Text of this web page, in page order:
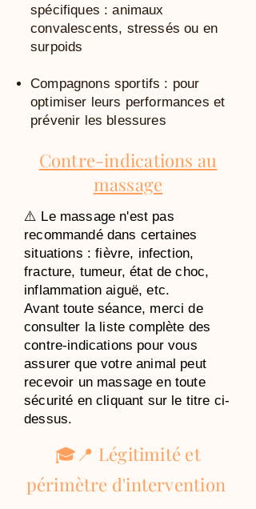
spécifiques : animaux
convalescents, stressés ou en
surpoids
Compagnons sportifs : pour
optimiser leurs performances et
prévenir les blessures
Contre-indications au
massage
⚠️ Le massage n'est pas
recommandé dans certaines
situations : fièvre, infection,
fracture, tumeur, état de choc,
inflammation aiguë, etc.
Avant toute séance, merci de
consulter la liste complète des
contre-indications pour vous
assurer que votre animal peut
recevoir un massage en toute
sécurité en cliquant sur le titre ci-
dessus.
🎓📍 Légitimité et
périmètre d'intervention